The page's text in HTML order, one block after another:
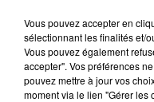
4 août 2026
FÊTE DE LA
Vous pouvez accepter en
sélectionnant les finalités et/
Vous pouvez également
accepter". Vos préférences
pouvez mettre à jour vos
moment via le lien "Gérer les